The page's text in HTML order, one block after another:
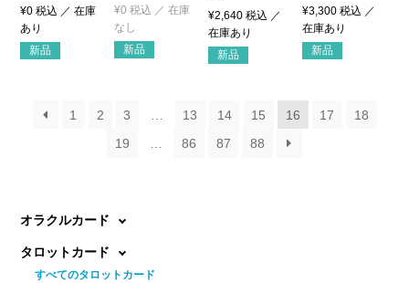
¥0 税込
新品
¥0 税込
新品
¥2,640 税込
新品
¥3,300税込
新品
1 2 3 13 14 15 16 17
18
19
86 87 88
オラクルカード
タロットカード
すべてのタロットカード